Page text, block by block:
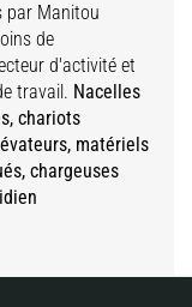
par Manitou
de
d'activité et
travail. Nacelles
chariots
matériels
chargeuses